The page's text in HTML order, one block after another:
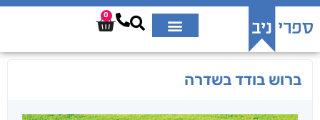
0
ברוש בודד בשדרה